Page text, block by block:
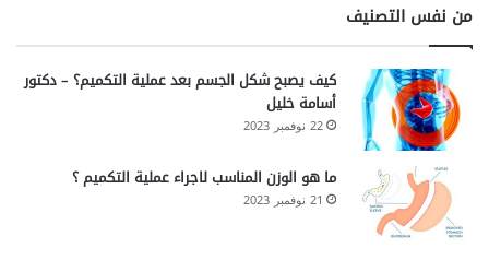
من نفس التصنيف
كيف يصبح شكل الجسم بعد عملية التكميم؟ – دكتور
أسامة خليل
22 نوفمبر 2023
ما هو الوزن المناسب لاجراء عملية التكميم ؟
21 نوفمبر 2023